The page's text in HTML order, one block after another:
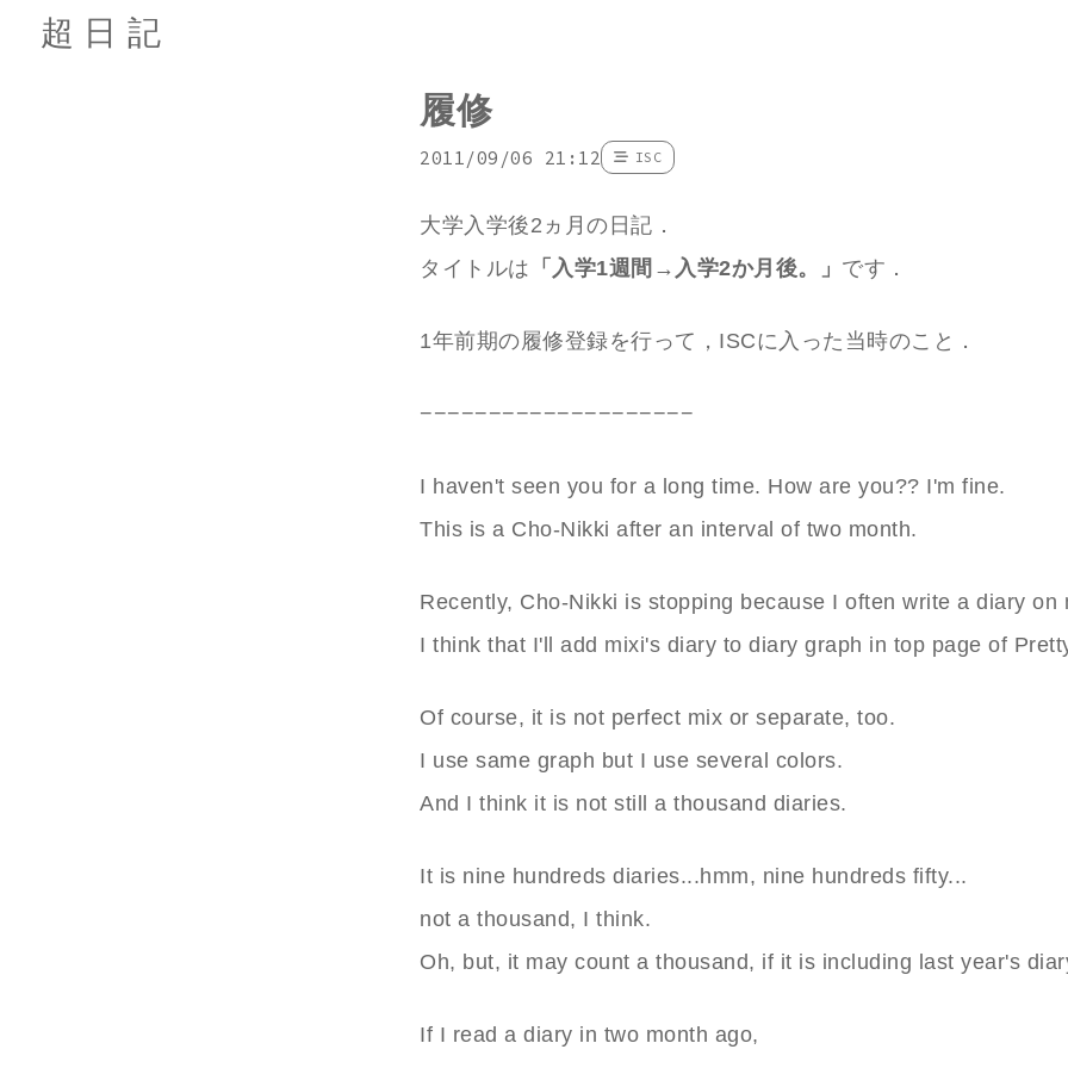
超日記
履修
2011/09/06 21:12 ISC
大学入学後2ヵ月の日記．
タイトルは 「入学1週間→入学2か月後。」 です．
1年前期の履修登録を行って，ISCに入った当時のこと．
−−−−−−−−−−−−−−−−−−−−
I haven't seen you for a long time. How are you?? I'm fine.
This is a Cho-Nikki after an interval of two month.
Recently, Cho-Nikki is stopping because I often write a diary on
I think that I'll add mixi's diary to diary graph in top page of
Of course, it is not perfect mix or separate, too.
I use same graph but I use several colors.
And I think it is not still a thousand diaries.
It is nine hundreds diaries...hmm, nine hundreds fifty...
not a thousand, I think.
Oh, but, it may count a thousand, if it is including last year's
If I read a diary in two month ago,